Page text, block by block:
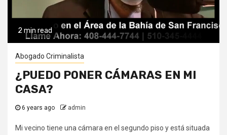
2 min read
Abogado Criminalista
¿PUEDO PONER CÁMARAS EN MI
CASA?
6 years ago admin
Mi vecino tiene una cámara en el segundo piso y está situada